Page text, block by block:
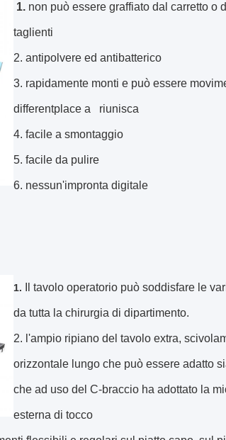
1. non può essere graffiato dal carretto o
taglienti
2. antipolvere ed antibatterico
3. rapidamente monti e può essere
differentplace a riunisca
4. facile a smontaggio
5. facile da pulire
6. nessun'impronta digitale
1. Il tavolo operatorio può soddisfare le
da tutta la chirurgia di dipartimento.
2. l'ampio ripiano del tavolo extra,
orizzontale lungo che può essere adatto
che ad uso del C-braccio ha adottato la
esterna di tocco